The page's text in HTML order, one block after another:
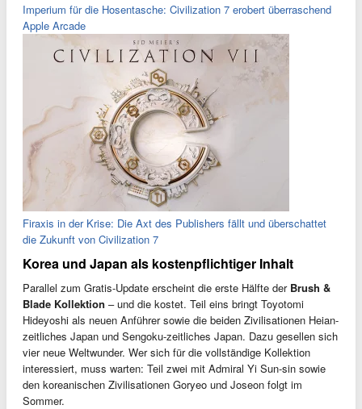
Imperium für die Hosentasche: Civilization 7 erobert überraschend
Apple Arcade
Firaxis in der Krise: Die Axt des Publishers fällt und überschattet
die Zukunft von Civilization 7
Korea und Japan als kostenpflichtiger Inhalt
Parallel zum Gratis-Update erscheint die erste Hälfte der Brush &
Blade Kollektion – und die kostet. Teil eins bringt Toyotomi
Hideyoshi als neuen Anführer sowie die beiden Zivilisationen Heian-
zeitliches Japan und Sengoku-zeitliches Japan. Dazu gesellen sich
vier neue Weltwunder. Wer sich für die vollständige Kollektion
interessiert, muss warten: Teil zwei mit Admiral Yi Sun-sin sowie
den koreanischen Zivilisationen Goryeo und Joseon folgt im
Sommer.